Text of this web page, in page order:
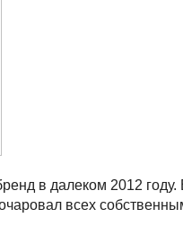
в далеком 2012
всех